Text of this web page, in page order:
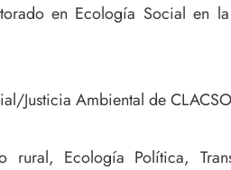
en Ecología Social en
Justicia Ambiental de
Ecología Política,